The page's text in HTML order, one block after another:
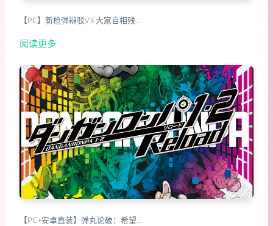
【PC】新枪弹辩驳V3 大家自相残…
阅读更多
【PC+安卓直装】弹丸论破：希望…